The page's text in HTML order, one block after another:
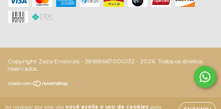
Ao navegar por este site você aceita o uso de cookies para
Copyright Zaza Enxovais - 38188667000132 - 2026. Todos os direitos
reservados.